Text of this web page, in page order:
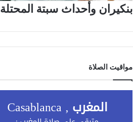
بنكيران وأحداث سبتة المحتلة
مواقيت الصلاة